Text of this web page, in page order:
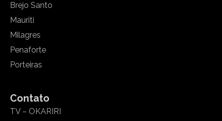
Brejo Santo
Mauriti
Milagres
Penaforte
Porteiras
Contato
TV – OKARIRI